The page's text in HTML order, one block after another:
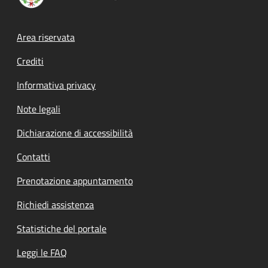
Footer menu
Area riservata
Crediti
Informativa privacy
Note legali
Dichiarazione di accessibilità
Contatti
Prenotazione appuntamento
Richiedi assistenza
Statistiche del portale
Leggi le FAQ